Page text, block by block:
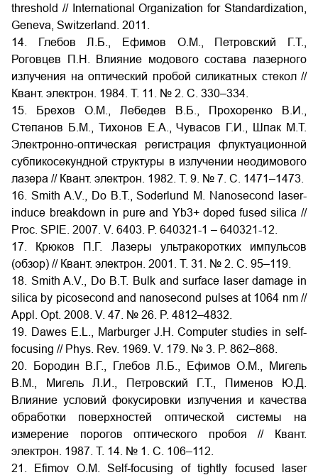
threshold // International Organization for Standardization,
Geneva, Switzerland. 2011.
14. Глебов Л.Б., Ефимов О.М., Петровский Г.Т.,
Роговцев П.Н. Влияние модового состава лазерного
излучения на оптический пробой силикатных стекол //
Квант. электрон. 1984. Т. 11. № 2. С. 330–334.
15. Брехов О.М., Лебедев В.Б., Прохоренко В.И.,
Степанов Б.М., Тихонов Е.А., Чувасов Г.И., Шпак М.Т.
Электронно-оптическая регистрация флуктуационной
субпикосекундной структуры в излучении неодимового
лазера // Квант. электрон. 1982. Т. 9. № 7. С. 1471–1473.
16. Smith A.V., Do B.T., Soderlund M. Nanosecond laser-
induce breakdown in pure and Yb3+ doped fused silica //
Proc. SPIE. 2007. V. 6403. P. 640321-1 – 640321-12.
17. Крюков П.Г. Лазеры ультракоротких импульсов
(обзор) // Квант. электрон. 2001. Т. 31. № 2. С. 95–119.
18. Smith A.V., Do B.T. Bulk and surface laser damage in
silica by picosecond and nanosecond pulses at 1064 nm //
Appl. Opt. 2008. V. 47. № 26. P. 4812–4832.
19. Dawes E.L., Marburger J.H. Computer studies in self-
focusing // Phys. Rev. 1969. V. 179. № 3. P. 862–868.
20. Бородин В.Г., Глебов Л.Б., Ефимов О.М., Мигель
В.М., Мигель Л.И., Петровский Г.Т., Пименов Ю.Д.
Влияние условий фокусировки излучения и качества
обработки поверхностей оптической системы на
измерение порогов оптического пробоя // Квант.
электрон. 1987. Т. 14. № 1. С. 106–112.
21. Efimov O.M. Self-focusing of tightly focused laser